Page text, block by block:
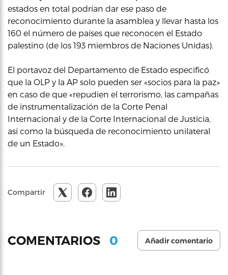
estados en total podrían dar ese paso de
reconocimiento durante la asamblea y llevar hasta los
160 el número de países que reconocen el Estado
palestino (de los 193 miembros de Naciones Unidas).
El portavoz del Departamento de Estado especificó
que la OLP y la AP solo pueden ser «socios para la paz»
en caso de que «repudien el terrorismo, las campañas
de instrumentalización de la Corte Penal
Internacional y de la Corte Internacional de Justicia,
así como la búsqueda de reconocimiento unilateral
de un Estado».
Compartir
COMENTARIOS 0 Añadir comentario